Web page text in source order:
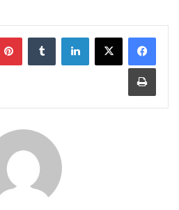
لينكدإن
طباعة